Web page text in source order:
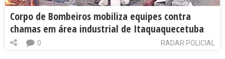
Corpo de Bombeiros mobiliza equipes contra
chamas em área industrial de Itaquaquecetuba
RADAR POLICIAL
0